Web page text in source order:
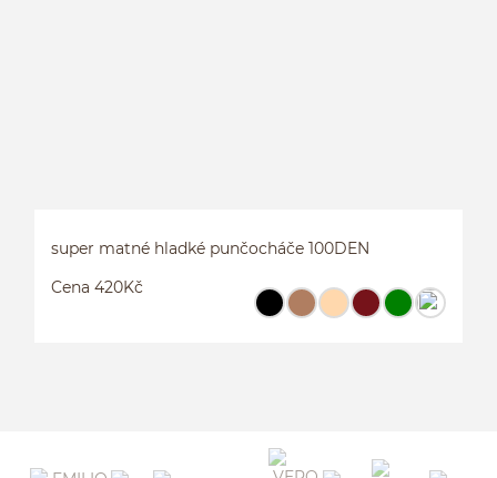
super matné hladké punčocháče 100DEN
Cena 420Kč